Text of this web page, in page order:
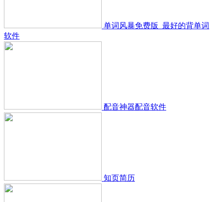
单词风暴免费版_最好的背单词
软件
配音神器配音软件
知页简历